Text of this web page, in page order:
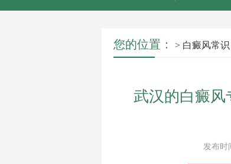
您的位置： > 白癜风常识
武汉的白癜风
发布时